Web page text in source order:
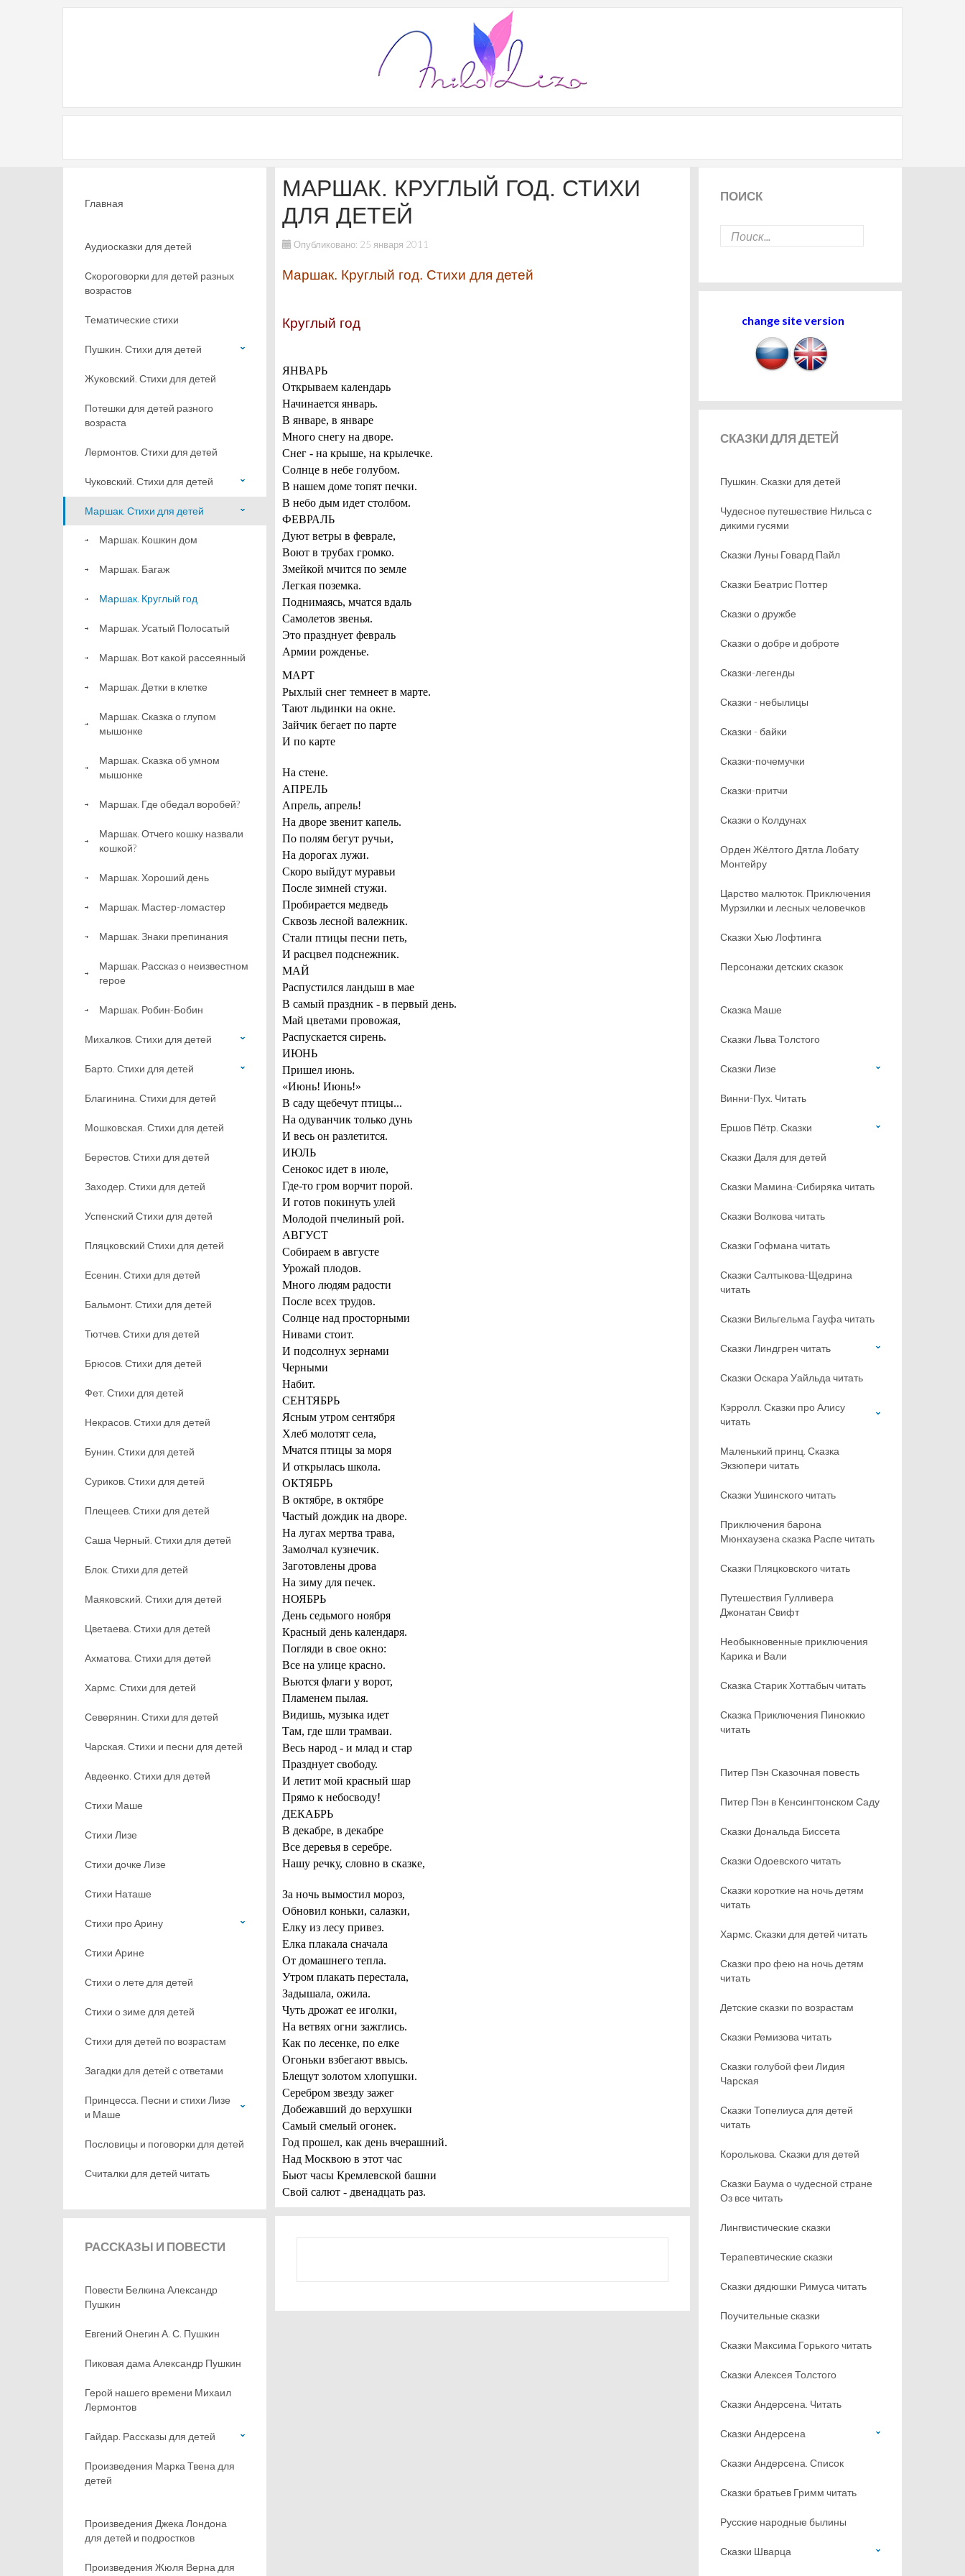
МАРШАК. КРУГЛЫЙ ГОД. СТИХИ
ДЛЯ ДЕТЕЙ
Опубликовано: 25 января 2011
Маршак. Круглый год. Стихи для детей
Круглый год
ЯНВАРЬ
Открываем календарь
Начинается январь.
В январе, в январе
Много снегу на дворе.
Снег - на крыше, на крылечке.
Солнце в небе голубом.
В нашем доме топят печки.
В небо дым идет столбом.
ФЕВРАЛЬ
Дуют ветры в феврале,
Воют в трубах громко.
Змейкой мчится по земле
Легкая поземка.
Поднимаясь, мчатся вдаль
Самолетов звенья.
Это празднует февраль
Армии рожденье.
МАРТ
Рыхлый снег темнеет в марте.
Тают льдинки на окне.
Зайчик бегает по парте
И по карте
На стене.
АПРЕЛЬ
Апрель, апрель!
На дворе звенит капель.
По полям бегут ручьи,
На дорогах лужи.
Скоро выйдут муравьи
После зимней стужи.
Пробирается медведь
Сквозь лесной валежник.
Стали птицы песни петь,
И расцвел подснежник.
МАЙ
Распустился ландыш в мае
В самый праздник - в первый день.
Май цветами провожая,
Распускается сирень.
ИЮНЬ
Пришел июнь.
«Июнь! Июнь!»
В саду щебечут птицы...
На одуванчик только дунь
И весь он разлетится.
ИЮЛЬ
Сенокос идет в июле,
Где-то гром ворчит порой.
И готов покинуть улей
Молодой пчелиный рой.
АВГУСТ
Собираем в августе
Урожай плодов.
Много людям радости
После всех трудов.
Солнце над просторными
Нивами стоит.
И подсолнух зернами
Черными
Набит.
СЕНТЯБРЬ
Ясным утром сентября
Хлеб молотят села,
Мчатся птицы за моря
И открылась школа.
ОКТЯБРЬ
В октябре, в октябре
Частый дождик на дворе.
На лугах мертва трава,
Замолчал кузнечик.
Заготовлены дрова
На зиму для печек.
НОЯБРЬ
День седьмого ноября
Красный день календаря.
Погляди в свое окно:
Все на улице красно.
Вьются флаги у ворот,
Пламенем пылая.
Видишь, музыка идет
Там, где шли трамваи.
Весь народ - и млад и стар
Празднует свободу.
И летит мой красный шар
Прямо к небосводу!
ДЕКАБРЬ
В декабре, в декабре
Все деревья в серебре.
Нашу речку, словно в сказке,
За ночь вымостил мороз,
Обновил коньки, салазки,
Елку из лесу привез.
Елка плакала сначала
От домашнего тепла.
Утром плакать перестала,
Задышала, ожила.
Чуть дрожат ее иголки,
На ветвях огни зажглись.
Как по лесенке, по елке
Огоньки взбегают ввысь.
Блещут золотом хлопушки.
Серебром звезду зажег
Добежавший до верхушки
Самый смелый огонек.
Год прошел, как день вчерашний.
Над Москвою в этот час
Бьют часы Кремлевской башни
Свой салют - двенадцать раз.
Главная
Аудиосказки для детей
Скороговорки для детей разных
возрастов
Тематические стихи
Пушкин. Стихи для детей
Жуковский. Стихи для детей
Потешки для детей разного
возраста
Лермонтов. Стихи для детей
Чуковский. Стихи для детей
Маршак. Стихи для детей
Маршак. Кошкин дом
Маршак. Багаж
Маршак. Круглый год
Маршак. Усатый Полосатый
Маршак. Вот какой рассеянный
Маршак. Детки в клетке
Маршак. Сказка о глупом
мышонке
Маршак. Сказка об умном
мышонке
Маршак. Где обедал воробей?
Маршак. Отчего кошку назвали
кошкой?
Маршак. Хороший день
Маршак. Мастер-ломастер
Маршак. Знаки препинания
Маршак. Рассказ о неизвестном
герое
Маршак. Робин-Бобин
Михалков. Стихи для детей
Барто. Стихи для детей
Благинина. Стихи для детей
Мошковская. Стихи для детей
Берестов. Стихи для детей
Заходер. Стихи для детей
Успенский Стихи для детей
Пляцковский Стихи для детей
Есенин. Стихи для детей
Бальмонт. Стихи для детей
Тютчев. Стихи для детей
Брюсов. Стихи для детей
Фет. Стихи для детей
Некрасов. Стихи для детей
Бунин. Стихи для детей
Суриков. Стихи для детей
Плещеев. Стихи для детей
Саша Черный. Стихи для детей
Блок. Стихи для детей
Маяковский. Стихи для детей
Цветаева. Стихи для детей
Ахматова. Стихи для детей
Хармс. Стихи для детей
Северянин. Стихи для детей
Чарская. Стихи и песни для детей
Авдеенко. Стихи для детей
Стихи Маше
Стихи Лизе
Стихи дочке Лизе
Стихи Наташе
Стихи про Арину
Стихи Арине
Стихи о лете для детей
Стихи о зиме для детей
Стихи для детей по возрастам
Загадки для детей с ответами
Принцесса. Песни и стихи Лизе
и Маше
Пословицы и поговорки для детей
Считалки для детей читать
РАССКАЗЫ И ПОВЕСТИ
Повести Белкина Александр
Пушкин
Евгений Онегин А. С. Пушкин
Пиковая дама Александр Пушкин
Герой нашего времени Михаил
Лермонтов
Гайдар. Рассказы для детей
Произведения Марка Твена для
детей
Произведения Джека Лондона
для детей и подростков
Произведения Жюля Верна для
ПОИСК
change site version
СКАЗКИДЛЯ ДЕТЕЙ
Пушкин. Сказки для детей
Чудесное путешествие Нильса с
дикими гусями
Сказки Луны Говард Пайл
Сказки Беатрис Поттер
Сказки о дружбе
Сказки о добре и доброте
Сказки-легенды
Сказки - небылицы
Сказки - байки
Сказки-почемучки
Сказки-притчи
Сказки о Колдунах
Орден Жёлтого Дятла Лобату
Монтейру
Царство малюток. Приключения
Мурзилки и лесных человечков
Сказки Хью Лофтинга
Персонажи детских сказок
Сказка Маше
Сказки Льва Толстого
Сказки Лизе
Винни-Пух. Читать
Ершов Пётр. Сказки
Сказки Даля для детей
Сказки Мамина-Сибиряка читать
Сказки Волкова читать
Сказки Гофмана читать
Сказки Салтыкова-Щедрина
читать
Сказки Вильгельма Гауфа читать
Сказки Линдгрен читать
Сказки Оскара Уайльда читать
Кэрролл. Сказки про Алису
читать
Маленький принц. Сказка
Экзюпери читать
Сказки Ушинского читать
Приключения барона
Мюнхаузена сказка Распе читать
Сказки Пляцковского читать
Путешествия Гулливера
Джонатан Свифт
Необыкновенные приключения
Карика и Вали
Сказка Старик Хоттабыч читать
Сказка Приключения Пиноккио
читать
Питер Пэн Сказочная повесть
Питер Пэн в Кенсингтонском Саду
Сказки Дональда Биссета
Сказки Одоевского читать
Сказки короткие на ночь детям
читать
Хармс. Сказки для детей читать
Сказки про фею на ночь детям
читать
Детские сказки по возрастам
Сказки Ремизова читать
Сказки голубой феи Лидия
Чарская
Сказки Топелиуса для детей
читать
Королькова. Сказки для детей
Сказки Баума о чудесной стране
Оз все читать
Лингвистические сказки
Терапевтические сказки
Сказки дядюшки Римуса читать
Поучительные сказки
Сказки Максима Горького читать
Сказки Алексея Толстого
Сказки Андерсена. Читать
Сказки Андерсена
Сказки Андерсена. Список
Сказки братьев Гримм читать
Русские народные былины
Сказки Шварца